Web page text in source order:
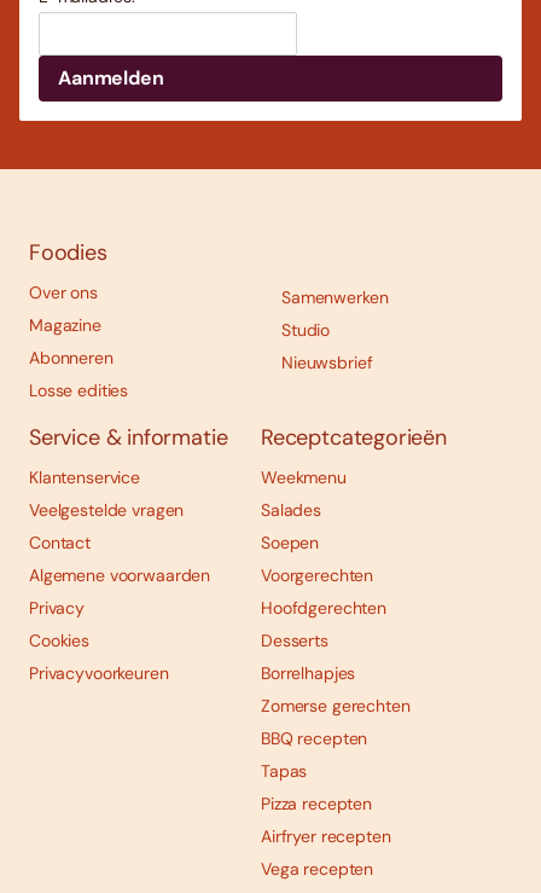
Foodies
Over ons
Magazine
Abonneren
Losse edities
Samenwerken
Studio
Nieuwsbrief
Service & informatie
Klantenservice
Veelgestelde vragen
Contact
Algemene voorwaarden
Privacy
Cookies
Privacyvoorkeuren
Receptcategorieën
Weekmenu
Salades
Soepen
Voorgerechten
Hoofdgerechten
Desserts
Borrelhapjes
Zomerse gerechten
BBQ recepten
Tapas
Pizza recepten
Airfryer recepten
Vega recepten